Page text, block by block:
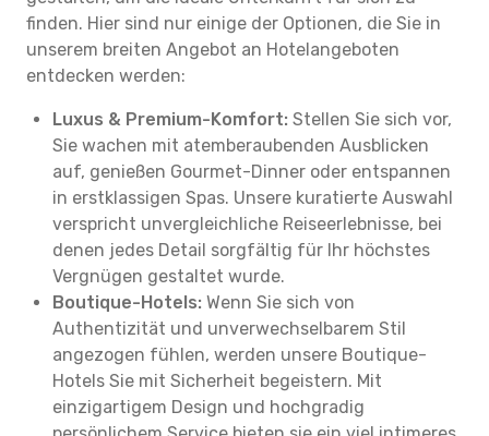
finden. Hier sind nur einige der Optionen, die Sie in
unserem breiten Angebot an Hotelangeboten
entdecken werden:
Luxus & Premium-Komfort: Stellen Sie sich vor,
Sie wachen mit atemberaubenden Ausblicken
auf, genießen Gourmet-Dinner oder entspannen
in erstklassigen Spas. Unsere kuratierte Auswahl
verspricht unvergleichliche Reiseerlebnisse, bei
denen jedes Detail sorgfältig für Ihr höchstes
Vergnügen gestaltet wurde.
Boutique-Hotels: Wenn Sie sich von
Authentizität und unverwechselbarem Stil
angezogen fühlen, werden unsere Boutique-
Hotels Sie mit Sicherheit begeistern. Mit
einzigartigem Design und hochgradig